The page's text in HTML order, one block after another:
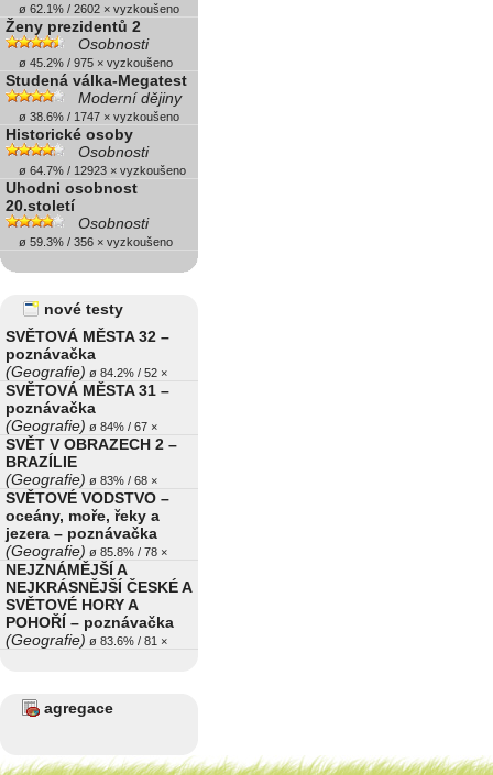
ø 62.1% / 2602 × vyzkoušeno
Ženy prezidentů 2
Osobnosti
ø 45.2% / 975 × vyzkoušeno
Studená válka-Megatest
Moderní dějiny
ø 38.6% / 1747 × vyzkoušeno
Historické osoby
Osobnosti
ø 64.7% / 12923 × vyzkoušeno
Uhodni osobnost
20.století
Osobnosti
ø 59.3% / 356 × vyzkoušeno
nové testy
SVĚTOVÁ MĚSTA 32 –
poznávačka
(Geografie) ø 84.2% / 52 ×
SVĚTOVÁ MĚSTA 31 –
poznávačka
(Geografie) ø 84% / 67 ×
SVĚT V OBRAZECH 2 –
BRAZÍLIE
(Geografie) ø 83% / 68 ×
SVĚTOVÉ VODSTVO –
oceány, moře, řeky a
jezera – poznávačka
(Geografie) ø 85.8% / 78 ×
NEJZNÁMĚJŠÍ A
NEJKRÁSNĚJŠÍ ČESKÉ A
SVĚTOVÉ HORY A
POHOŘÍ – poznávačka
(Geografie) ø 83.6% / 81 ×
agregace